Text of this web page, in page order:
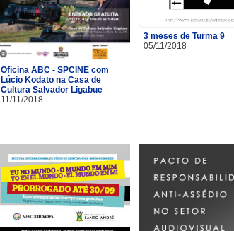
Oficina ABC - SPCINE com
Lúcio Kodato na Casa de
Cultura Salvador Ligabue
11/11/2018
3 meses de Turma 9
05/11/2018